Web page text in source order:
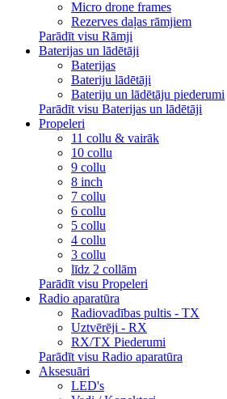
Micro drone frames
Rezerves daļas rāmjiem
Parādīt visu Rāmji
Baterijas un lādētāji
Baterijas
Bateriju lādētāji
Bateriju un lādētāju piederumi
Parādīt visu Baterijas un lādētāji
Propeleri
11 collu & vairāk
10 collu
9 collu
8 inch
7 collu
6 collu
5 collu
4 collu
3 collu
līdz 2 collām
Parādīt visu Propeleri
Radio aparatūra
Radiovadības pultis - TX
Uztvērēji - RX
RX/TX Piederumi
Parādīt visu Radio aparatūra
Aksesuāri
LED's